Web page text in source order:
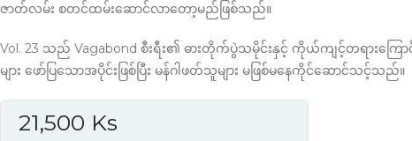
ဇာတ်လမ်း စတင်ထမ်းဆောင်လာတော့မည်ဖြစ်သည်။
Vol. 23 သည် Vagabond စီးရီး၏ ဓားတိုက်ပွဲသမိုင်းနှင့် ကိုယ်ကျင့်တရားကြော
များ ဖော်ပြသောအပိုင်းဖြစ်ပြီး မန်ဂါဖတ်သူများ မဖြစ်မနေကိုင်ဆောင်သင့်သည်။
21,500 Ks